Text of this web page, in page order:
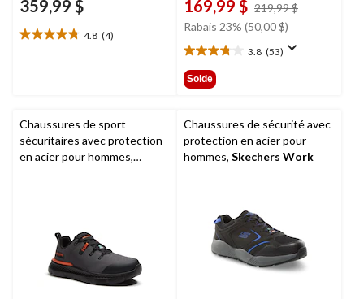
359,99 $
4.8 (4)
4.8
évaluations
169,99 $ 219,99 $
Rabais 23% (50,00 $)
3.8 (53)
3.8
étoile(s)
sur
53
évaluations
Solde
Chaussures de sport
sécuritaires avec protection
en acier pour hommes,
Chaussures de sécurité avec
protection en acier pour
hommes, Skechers Work